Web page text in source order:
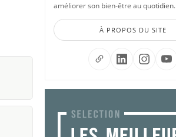
améliorer son bien-être au quotidien.
À PROPOS DU SITE